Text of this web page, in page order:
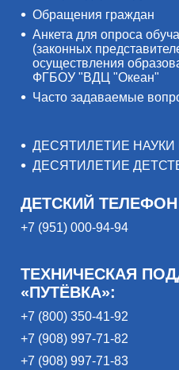
Обращения граждан
Анкета для опроса
(законных
осуществления
ФГБОУ "ВДЦ "Океан"
Часто задаваемые
ДЕСЯТИЛЕТИЕ НАУКИ
ДЕСЯТИЛЕТИЕ
ДЕТСКИЙ
+7 (951) 000-94-94
ТЕХНИЧЕСКАЯ
«ПУТЁВКА»:
+7 (800) 350-41-92
+7 (908) 997-71-82
+7 (908) 997-71-83